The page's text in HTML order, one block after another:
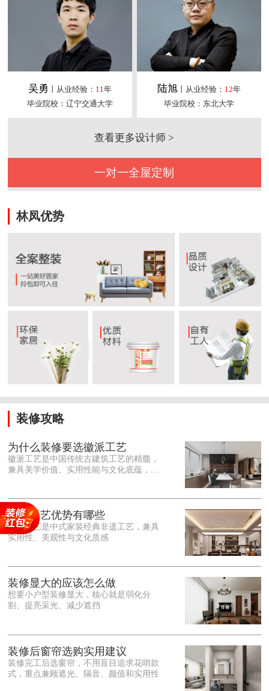
吴勇 丨从业经验： 11年
毕业院校：辽宁交通大学
陆旭丨从业经验： 12年
毕业院校：东北大学
查看更多设计师 >
一对一全屋定制
林凤优势
装修攻略
为什么装修要选徽派工艺
徽派工艺是中国传统古建筑工艺的精髓，
兼具美学价值、实用性能与文化底蕴，优
雕细琢的砖、木、石雕为特色，线条古朴
大气，意境悠远，自带东方中式雅致韵
味，耐看且不易过时。<o:p></o:p> 在工
艺品质上，徽派工艺遵循古法匠心工序，
保耐用，抗风化、耐腐蚀，使用
徽派工艺优势有哪些
徽派工艺是中式家装经典非遗工艺，兼具
实用性、美观性与文化质感
装修显大的应该怎么做
想要小户型装修显大，核心就是弱化分
割、提亮采光、减少遮挡
装修后窗帘选购实用建议
装修完工后选窗帘，不用盲目追求花哨款
式，重点兼顾遮光、隔音、颜值和实用性